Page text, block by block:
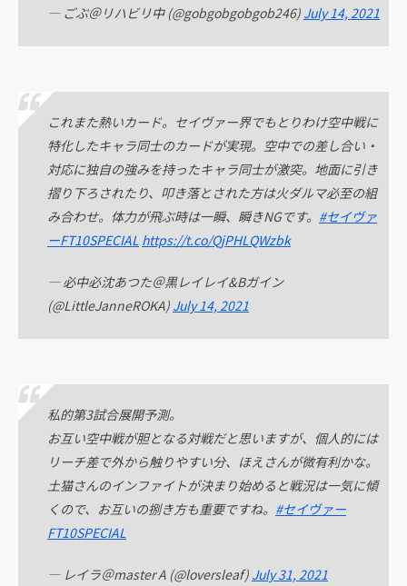
— ごぶ＠リハビリ中 (@gobgobgobgob246) July 14, 2021
これまた熱いカード。セイヴァー界でもとりわけ空中戦に
特化したキャラ同士のカードが実現。空中での差し合い・
対応に独自の強みを持ったキャラ同士が激突。地面に引き
摺り下ろされたり、叩き落とされた方は火ダルマ必至の組
み合わせ。体力が飛ぶ時は一瞬、瞬きNGです。 #セイヴァ
ーFT10SPECIAL https://t.co/QjPHLQWzbk
— 必中必沈あつた＠黒レイレイ&Bガイン
(@LittleJanneROKA) July 14, 2021
私的第3試合展開予測。
お互い空中戦が胆となる対戦だと思いますが、個人的には
リーチ差で外から触りやすい分、ほえさんが微有利かな。
土猫さんのインファイトが決まり始めると戦況は一気に傾
くので、お互いの捌き方も重要ですね。 #セイヴァー
FT10SPECIAL
— レイラ＠master A (@loversleaf) July 31, 2021